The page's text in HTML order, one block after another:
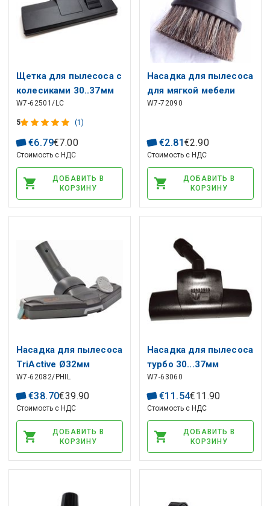
Щетка для пылесоса с
колесиками 30..37мм
W7-62501/LC
5 (1)
€6.79€7.00
Стоимость с НДС
ДОБАВИТЬ В
КОРЗИНУ
Насадка для пылесоса
для мягкой мебели
Ø35 мм
W7-72090
€2.81€2.90
Стоимость с НДС
ДОБАВИТЬ В
КОРЗИНУ
Насадка для пылесоса
TriActive Ø32мм
432200422712,
432200422715 PHILIPS
W7-62082/PHIL
€38.70€39.90
Стоимость с НДС
ДОБАВИТЬ В
КОРЗИНУ
Насадка для пылесоса
турбо 30...37мм
W7-63060
€11 .54€11 .90
Стоимость с НДС
ДОБАВИТЬ В
КОРЗИНУ